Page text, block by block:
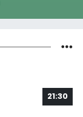
21:30